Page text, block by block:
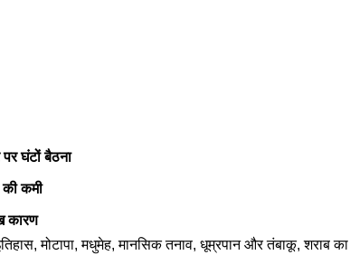
घंटों बैठना
की कमी
कारण
इतिहास, मोटापा, मधुमेह, मानसिक तनाव, धूम्रपान और तंबाकू,